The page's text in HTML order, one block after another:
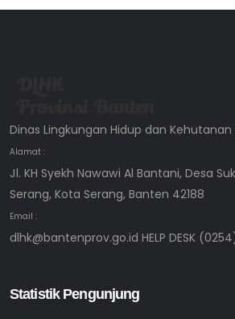
Dinas Lingkungan Hidup dan Kehutanan
Alamat :
Jl. KH Syekh Nawawi Al Bantani, Desa
Serang, Kota Serang, Banten 42188
Email :
dlhk@bantenprov.go.id HELP DESK
Statistik Pengunjung